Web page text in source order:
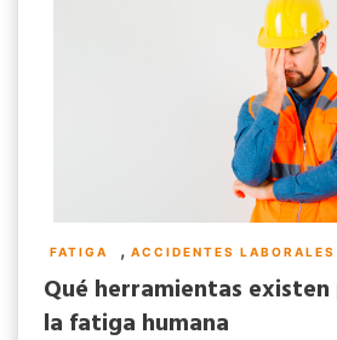
FATIGA , ACCIDENTES LABORALES
Qué herramientas
la fatiga humana